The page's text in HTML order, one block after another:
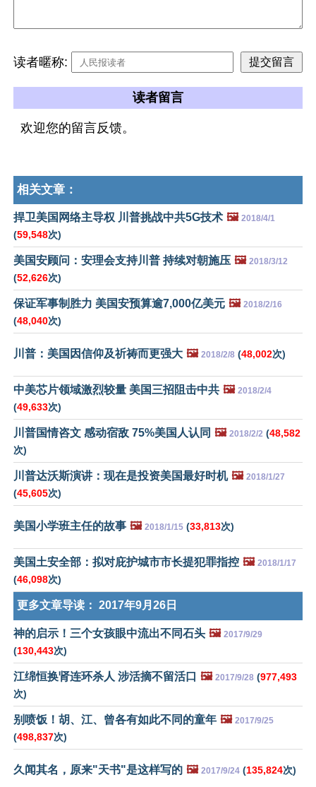
读者暱称:
读者留言
欢迎您的留言反馈。
相关文章：
捍卫美国网络主导权 川普挑战中共5G技术 🖼️ 2018/4/1
(59,548次)
美国安顾问：安理会支持川普 持续对朝施压 🖼️ 2018/3/12
(52,626次)
保证军事制胜力 美国安预算逾7,000亿美元 🖼️ 2018/2/16
(48,040次)
川普：美国因信仰及祈祷而更强大 🖼️ 2018/2/8 (48,002次)
中美芯片领域激烈较量 美国三招阻击中共 🖼️ 2018/2/4
(49,633次)
川普国情咨文 感动宿敌 75%美国人认同 🖼️ 2018/2/2 (48,582
次)
川普达沃斯演讲：现在是投资美国最好时机 🖼️ 2018/1/27
(45,605次)
美国小学班主任的故事 🖼️ 2018/1/15 (33,813次)
美国土安全部：拟对庇护城市市长提犯罪指控 🖼️ 2018/1/17
(46,098次)
更多文章导读： 2017年9月26日
神的启示！三个女孩眼中流出不同石头 🖼️ 2017/9/29
(130,443次)
江绵恒换肾连环杀人 涉活摘不留活口 🖼️ 2017/9/28 (977,493
次)
别喷饭！胡、江、曾各有如此不同的童年 🖼️ 2017/9/25
(498,837次)
久闻其名，原来"天书"是这样写的 🖼️ 2017/9/24 (135,824次)